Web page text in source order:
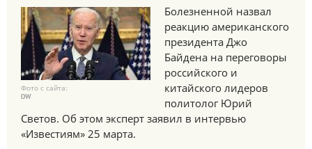
Фото с сайта:
DW
Болезненной назвал
реакцию американского
президента Джо
Байдена на переговоры
российского и
китайского лидеров
политолог Юрий
Светов. Об этом эксперт заявил в интервью
«Известиям» 25 марта.